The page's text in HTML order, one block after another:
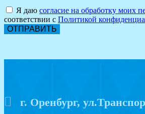
Я даю согласие на обработку моих
соответствии с Политикой
ОТПРАВИТЬ
г. Оренбург,